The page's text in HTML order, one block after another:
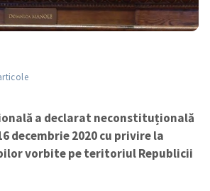
a declarat neconstituțională
decembrie 2020 cu privire la
vorbite pe teritoriul Republicii